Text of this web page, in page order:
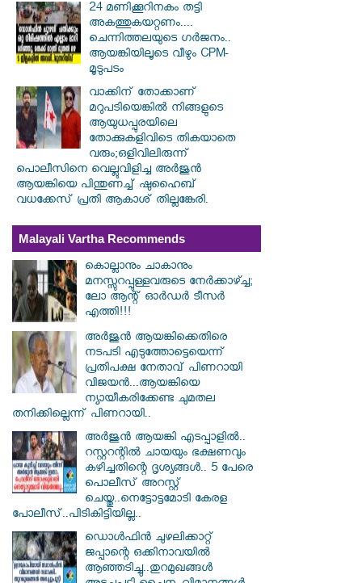
24 മണിക്കൂറിനകം തട്ടി
അകത്തുകയറ്റണം....
ചെന്നിത്തലയുടെ ഗർജനം..
ആയങ്കിയിലൂടെ വീഴും CPM-
മൂടുപടം
വാക്കിന് തോക്കാണ്
മറുപടിയെങ്കിൽ നിങ്ങളുടെ
ആയുധപ്പുരയിലെ
തോക്കുകളിവിടെ തികയാതെ
വരും;ഒളിവിലിരുന്ന്
പൊലീസിനെ വെല്ലുവിളിച്ച അർജുൻ
ആയങ്കിയെ പിന്തുണച്ച് ഷുഹൈബ്
വധക്കേസ് പ്രതി ആകാശ് തില്ലങ്കേരി.
Malayali Vartha Recommends
കൊല്ലാനും ചാകാനും
മനസ്സുറപ്പുള്ളവരുടെ നേർക്കാഴ്ച്ച;
ലോ ആന്റ് ഓർഡർ ടീസർ
എത്തി!!!
അർജുൻ ആയങ്കിക്കെതിരെ
നടപടി എടുത്തോട്ടെയെന്ന്
പ്രതിപക്ഷ നേതാവ് പിണറായി
വിജയൻ...ആയങ്കിയെ
ന്യായീകരിക്കേണ്ട ചുമതല
തനിക്കില്ലെന്ന് പിണറായി..
അർജുൻ ആയങ്കി എടപ്പാളിൽ..
റസ്റ്ററന്റിൽ ചായയും ഭക്ഷണവും
കഴിച്ചതിന്റെ ദൃശ്യങ്ങൾ.. 5 പേരെ
പൊലീസ് അറസ്റ്റ്
ചെയ്തു..നെട്ടോട്ടമോടി കേരള
പോലീസ്..പിടികിട്ടിയില്ല..
ഡൊൾഫിൻ ചുഴലിക്കാറ്റ്
ജപ്പാന്റെ ഒക്കിനാവയിൽ
ആഞ്ഞടിച്ചു..തുറമുഖങ്ങൾ